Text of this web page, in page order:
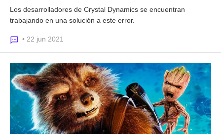
Los desarrolladores de Crystal Dynamics se encuentran
trabajando en una solución a este error.
• 22 jun 2021